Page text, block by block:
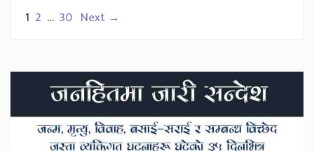
Posts
1 2 … 30 Next →
Secondary
Sidebar